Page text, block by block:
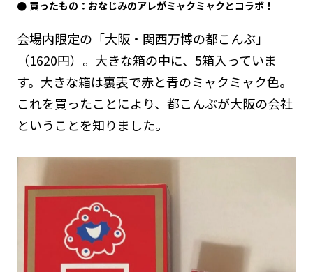
買ったもの：おなじみのアレがミャクミャクとコラボ！
会場内限定の「大阪・関西万博の都こんぶ」
（1620円）。大きな箱の中に、5箱入っていま
す。大きな箱は裏表で赤と青のミャクミャク色。
これを買ったことにより、都こんぶが大阪の会社
ということを知りました。